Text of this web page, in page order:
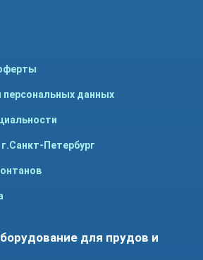
персональных данных
г.Санкт-Петербург
для прудов и